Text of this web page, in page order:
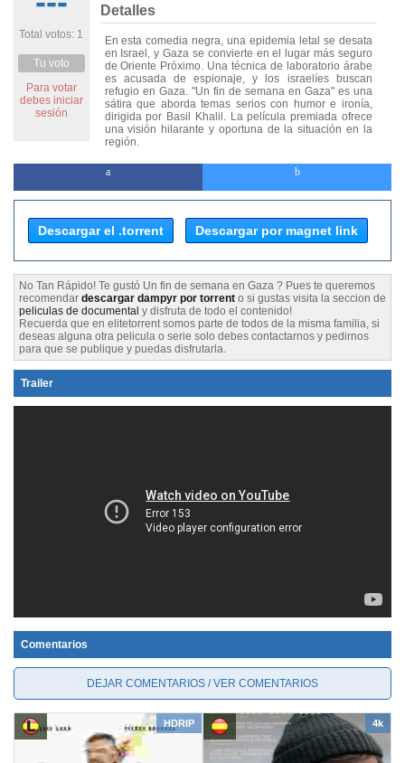
Total votos: 1
Tu voto
Para votar
debes iniciar
sesión
Detalles
En esta comedia negra, una epidemia letal se desata
en Israel, y Gaza se convierte en el lugar más seguro
de Oriente Próximo. Una técnica de laboratorio árabe
es acusada de espionaje, y los israelíes buscan
refugio en Gaza. "Un fin de semana en Gaza" es una
sátira que aborda temas serios con humor e ironía,
dirigida por Basil Khalil. La película premiada ofrece
una visión hilarante y oportuna de la situación en la
región.
Descargar el .torrent Descargar por magnet link
No Tan Rápido! Te gustó Un fin de semana en Gaza ? Pues te queremos
recomendar descargar dampyr por torrent o si gustas visita la seccion de
peliculas de documental y disfruta de todo el contenido!
Recuerda que en elitetorrent somos parte de todos de la misma familia, si
deseas alguna otra pelicula o serie solo debes contactarnos y pedirnos
para que se publique y puedas disfrutarla.
Trailer
Comentarios
DEJAR COMENTARIOS / VER COMENTARIOS
HDRIP 4k